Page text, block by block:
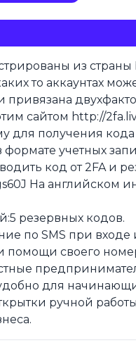
из страны
то аккаунтах
сайтом http://
для получения
учетных
код от 2FA и
На английском
резервных кодов.
по SMS при входе
своего
для
ручной работы,